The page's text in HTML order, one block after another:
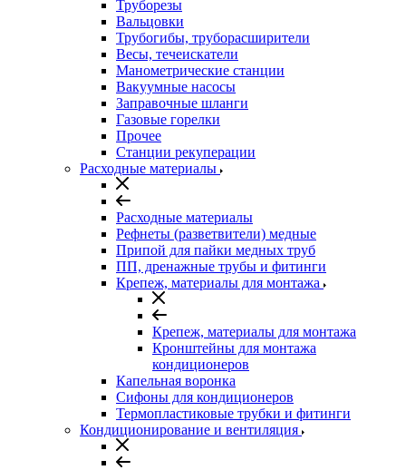
Труборезы
Вальцовки
Трубогибы, труборасширители
Весы, течеискатели
Манометрические станции
Вакуумные насосы
Заправочные шланги
Газовые горелки
Прочее
Станции рекуперации
Расходные материалы
Расходные материалы
Рефнеты (разветвители) медные
Припой для пайки медных труб
ПП, дренажные трубы и фитинги
Крепеж, материалы для монтажа
Крепеж, материалы для монтажа
Кронштейны для монтажа
кондиционеров
Капельная воронка
Сифоны для кондиционеров
Термопластиковые трубки и фитинги
Кондиционирование и вентиляция